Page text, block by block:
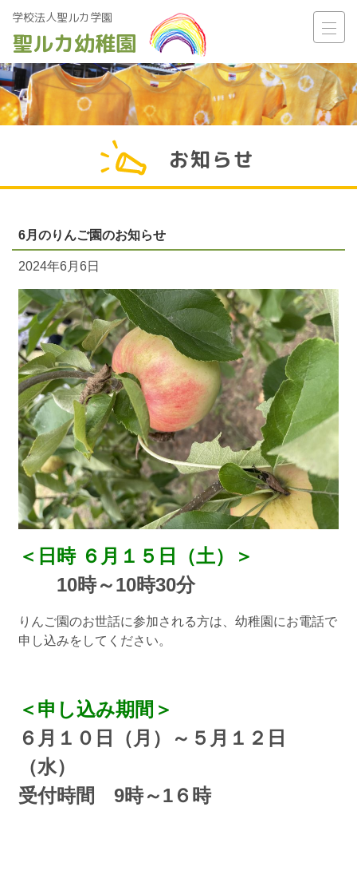
学校法人聖ルカ学園
聖ルカ幼稚園
Main Navigation
お知らせ
6月のりんご園のお知らせ
2024年6月6日
＜日時 ６月１５日（土）＞
10時～10時30分
りんご園のお世話に参加される方は、幼稚園にお電話で
申し込みをしてください。
＜申し込み期間＞
６ 月１０日（月）～５月１２日
（水）
受付時間 9時～1６時